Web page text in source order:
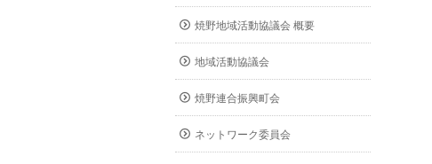
焼野地域活動協議会 概要
地域活動協議会
焼野連合振興町会
ネットワーク委員会